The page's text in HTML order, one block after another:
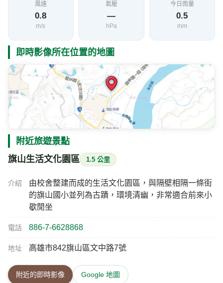
風速
0.8
m/s
氣壓
—
hPa
今日雨量
0.5
mm
即時影像所在位置的地圖
附近旅遊景點
旗山生活文化園區 1.5 公里
介紹
由校舍整建而成的生活文化園區，與隔壁相隔一條街
的旗山國小並列為古蹟，環境清幽，非常適合前來小
歇閒坐
電話 886-7-6628868
地址 高雄市842旗山區文中路7號
附近的即時影像 Google 地圖